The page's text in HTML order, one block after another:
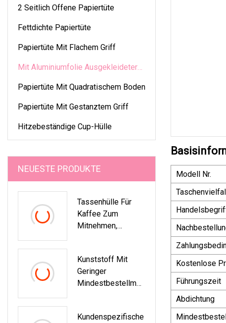
2 Seitlich Offene Papiertüte
Fettdichte Papiertüte
Papiertüte Mit Flachem Griff
Mit Aluminiumfolie Ausgekleideter
Papiertüte Mit Quadratischem Boden
Papiertüte Mit Gestanztem Griff
Hitzebeständige Cup-Hülle
NEUESTE PRODUKTE
Tassenhülle Für
Kaffee Zum
Mitnehmen,
Pappbecher
Kunststoff Mit
Geringer
Mindestbestellmen
Kundenspezifische
Modell Nr.
Kostenlose
Führungszeit
Abdichtung